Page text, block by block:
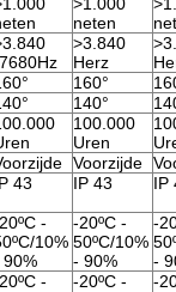
>1.000
neten
>3.840
Herz
160°
140°
100.000
Uren
Voorzijde
43 IP 43 IP
-
10%
90%
-20ºC -
50ºC/10%
- 90%
-
-
-
-20ºC -
-